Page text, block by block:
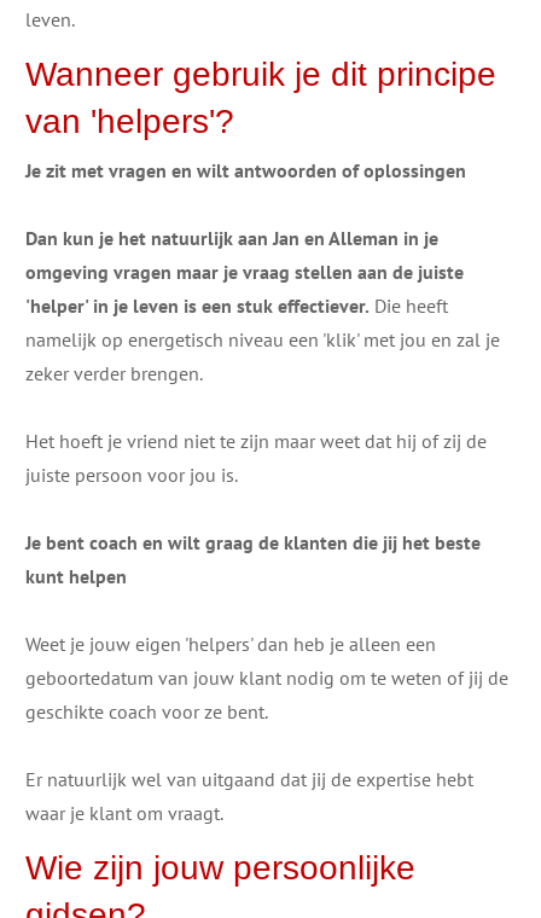
leven.
​​Wanneer ​​gebruik je dit principe
van 'helpers'​?
​​​​Je zit met vragen​ en wilt antwoorden ​of oplossingen
Dan kun je het natuurlijk aan Jan en Alleman in je
omgeving vragen maar je vraag stellen aan de juiste
'helper' in je leven is een stuk effectiever. Die heeft
namelijk op energetisch niveau een 'klik' met jou en zal je
zeker verder brengen.
Het hoeft je vriend niet te zijn maar weet dat hij of zij de
juiste persoon voor j​ou is.
Je bent coach en wilt ​graag de klanten die jij het beste
kunt helpen
Weet je jouw eigen 'helpers' dan heb je alleen een
geboortedatum van jouw klant nodig om te weten of jij de
geschikte coach voor ze bent.
​Er natuurlijk wel van uitgaand dat jij de expertise hebt
waar je klant om vraagt.
​Wie zijn jouw ​persoonlijke